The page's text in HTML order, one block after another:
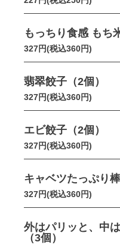
もっちり食感 もち
327円(税込360円)
翡翠餃子（2個）
327円(税込360円)
エビ餃子（2個）
327円(税込360円)
キャベツたっぷり
327円(税込360円)
外はパリッと、中
（3個）